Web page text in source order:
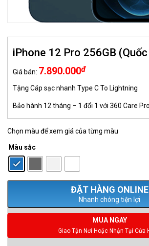
iPhone 12 Pro 256GB
Giá bán: 7.890.000đ
Tặng Cáp sạc nhanh Type C To Lightning
Bảo hành 12 tháng – 1 đổi 1 với 360 Care Pro
Chọn màu để xem giá của từng màu
Màu sắc
Nhanh chóng tiện lợi
MUA NGAY
Giao Tận Nơi Hoặc Nhận Tại Cửa